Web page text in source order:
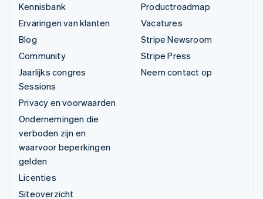
Kennisbank
Ervaringen van klanten
Blog
Community
Jaarlijks congres
Sessions
Privacy en voorwaarden
Ondernemingen die
verboden zijn en
waarvoor beperkingen
gelden
Licenties
Siteoverzicht
Productroadmap
Vacatures
Stripe Newsroom
Stripe Press
Neem contact op